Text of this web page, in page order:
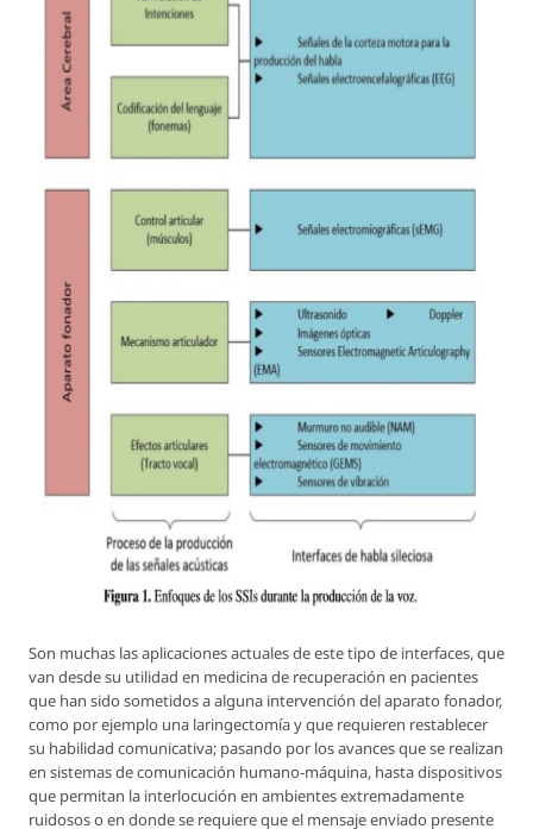
Son muchas las aplicaciones actuales de este tipo de interfaces, que
van desde su utilidad en medicina de recuperación en pacientes
que han sido sometidos a alguna intervención del aparato fonador,
como por ejemplo una laringectomía y que requieren restablecer
su habilidad comunicativa; pasando por los avances que se realizan
en sistemas de comunicación humano-máquina, hasta dispositivos
que permitan la interlocución en ambientes extremadamente
ruidosos o en donde se requiere que el mensaje enviado presente